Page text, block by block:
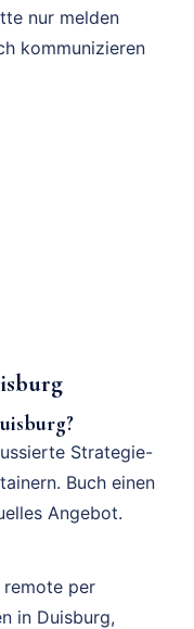
nur melden
kommunizieren
Strategie-
Buch einen
Angebot.
remote per
in Duisburg,